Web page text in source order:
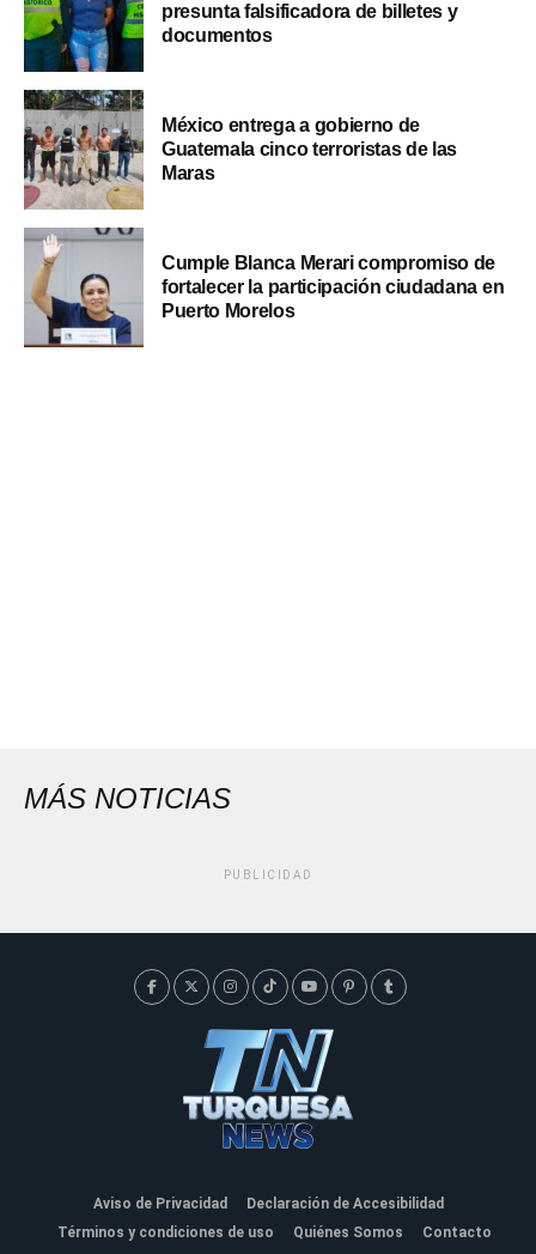
presunta falsificadora de billetes y
documentos
México entrega a gobierno de
Guatemala cinco terroristas de las
Maras
Cumple Blanca Merari compromiso de
fortalecer la participación ciudadana en
Puerto Morelos
MÁS NOTICIAS
PUBLICIDAD
Aviso de Privacidad
Declaración de Accesibilidad
Términos y condiciones de uso
Quiénes Somos Contacto